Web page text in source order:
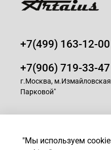
+7(499) 163-12-00
+7(906) 719-33-47
г.Москва,
Парковой"
"Мы используем